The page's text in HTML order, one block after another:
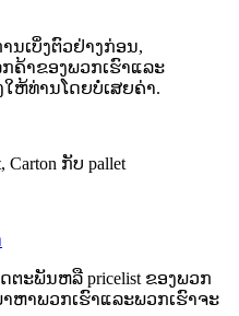
ນເບິ່ງຕົວຢ່າງກ່ອນ,
ຄ້າຂອງພວກເຮົາແລະ
ຫ້ທ່ານໂດຍບໍ່ເສຍຄ່າ.
ກັບ pallet
ະພັນຫລື pricelist ຂອງພວກ
ຫາພວກເຮົາແລະພວກເຮົາຈະ